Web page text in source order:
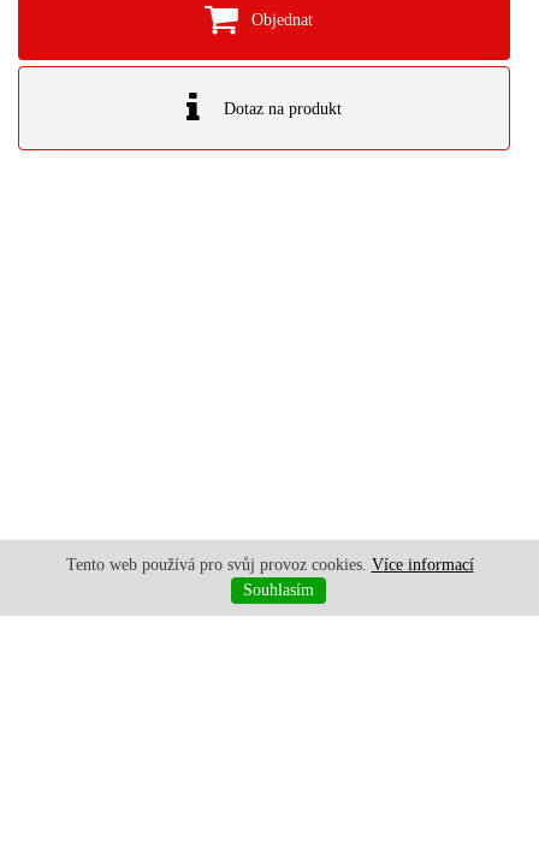
Objednat
Dotaz na produkt
Tento web používá pro svůj provoz cookies. Více informací
Souhlasím